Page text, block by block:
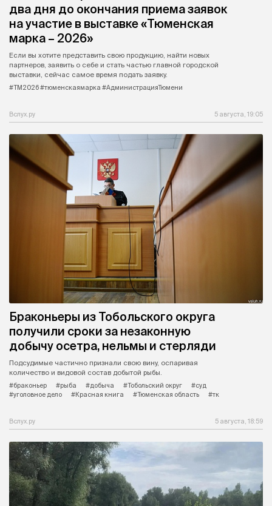
два дня до окончания приема заявок
на участие в выставке «Тюменская
марка – 2026»
Если вы хотите представить свою продукцию, найти новых
партнеров, заявить о себе и стать частью главной городской
выставки, сейчас самое время подать заявку.
#ТМ2026 #тюменскаямарка #АдминистрацияТюмени
Вслух.ру 5 августа, 19:05
Браконьеры из Тобольского округа
получили сроки за незаконную
добычу осетра, нельмы и стерляди
Подсудимые частично признали свою вину, оспаривая
количество и видовой состав добытой рыбы.
#браконьер
#рыба #добыча #Тобольский округ
#суд
#уголовное дело
#Красная книга #Тюменская область #тк
Вслух.ру 5 августа, 18:59